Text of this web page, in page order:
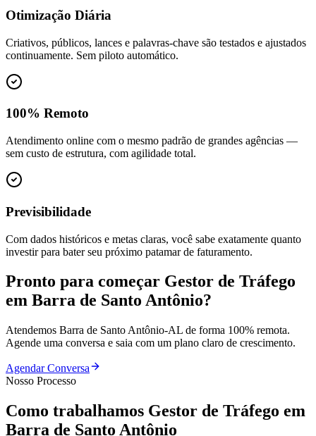
Otimização Diária
Criativos, públicos, lances e palavras-chave são testados e ajustados
continuamente. Sem piloto automático.
100% Remoto
Atendimento online com o mesmo padrão de grandes agências —
sem custo de estrutura, com agilidade total.
Previsibilidade
Com dados históricos e metas claras, você sabe exatamente quanto
investir para bater seu próximo patamar de faturamento.
Pronto para começar Gestor de Tráfego
em Barra de Santo Antônio?
Atendemos Barra de Santo Antônio-AL de forma 100% remota.
Agende uma conversa e saia com um plano claro de crescimento.
Agendar Conversa
Nosso Processo
Como trabalhamos Gestor de Tráfego em
Barra de Santo Antônio